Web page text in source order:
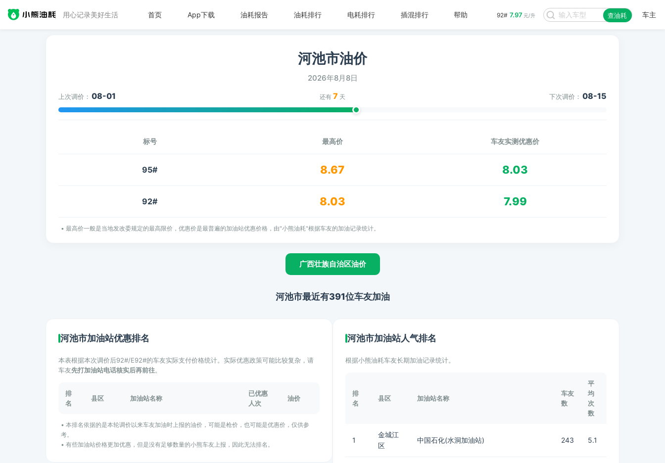
用心记录美好生活 92# 7.97 元/升 查油耗 车主
首页 App下载 油耗报告 油耗排行 电耗排行 插混排行 帮助
河池市油价
2026年8月8日
上次调价： 08-01 还有 7 天 下次调价： 08-15
标号 最高价 车友实测优惠价
95# 8.67 8.03
92# 8.03 7.99
• 最高价一般是当地发改委规定的最高限价，优惠价是最普遍的加油站优惠价格，由"小熊油耗"根据车友的加油记录统计。
广西壮族自治区油价
河池市最近有391位车友加油
河池市加油站优惠排名
本表根据本次调价后92#/E92#的车友实际支付价格统计。实际优惠政策可能比较复杂，请
车友先打加油站电话核实后再前往。
排
名
县区 加油站名称
已优惠
人次
油价
• 本排名依据的是本轮调价以来车友加油时上报的油价，可能是枪价，也可能是优惠价，仅供参
考。
• 有些加油站价格更加优惠，但是没有足够数量的小熊车友上报，因此无法排名。
河池市加油站人气排名
根据小熊油耗车友长期加油记录统计。
排
名
县区 加油站名称
车友
数
平
均
次
数
1
金城江
区
中国石化(水洞加油站) 243 5.1